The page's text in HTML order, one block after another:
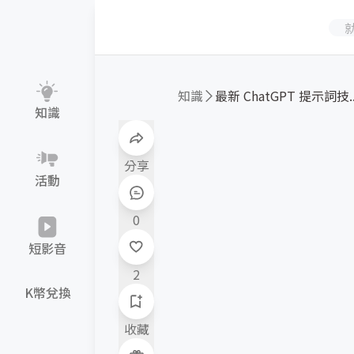
知識
活動
短影音
K幣兌換
分享
0
2
收藏
知識 最新 ChatGPT 提示詞技